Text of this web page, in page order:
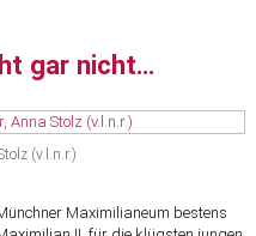
gar nicht…
(v.l.n.r.)
Maximilianeum bestens